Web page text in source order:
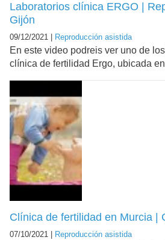
Laboratorios clínica ERGO |
Gijón
09/12/2021 | Reproducción asistida
En este video podreis ver uno de
clínica de fertilidad Ergo, ubicada
Clínica de fertilidad en Murcia |
07/10/2021 | Reproducción asistida